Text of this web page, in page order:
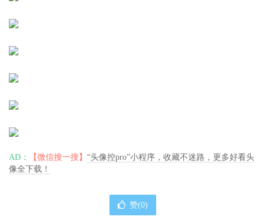
AD： 【微信搜一搜】 “头像控pro”小程序，收藏不迷路，更多好看头
像全下载！
赞(0)